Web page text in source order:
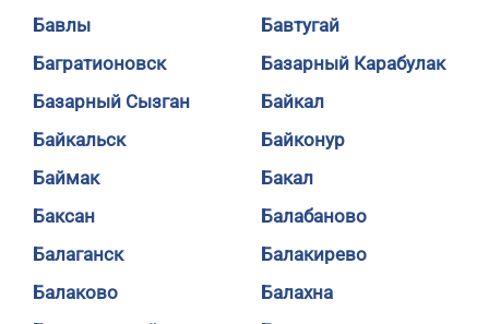
Бавлы
Бавтугай
Багратионовск
Базарный Карабулак
Базарный Сызган
Байкал
Байкальск
Байконур
Баймак
Бакал
Баксан
Балабаново
Балаганск
Балакирево
Балаково
Балахна